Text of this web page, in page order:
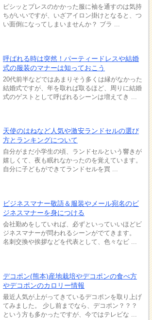
ピシッとプレスのかかった服に袖を通すのは気持
ちがいいですが、いざアイロン掛けとなると、つ
い面倒になってしまいませんか？ ブラ ...
呼ばれる時は突然！パーティードレスや結婚
式の服装のマナーは知っておこう
20代前半などではあまりそう多くは縁がなかった
結婚式ですが、年を取れば取るほど、周りに結婚
式のゲストとして呼ばれるシーンは増えてき ...
天使のはねなど人気や激安ランドセルの選び
方とランキングについて
自分がまだ小学生の頃、ランドセルという響きが
嬉しくて、夜も眠れなかったのを覚えています。
自分に子どもができてランドセルを買 ...
ビジネスマナー敬語＆服装やメール宛名のビ
ジネスマナーを身につける
会社勤めをしていれば、必ずといっていいほどビ
ジネスマナーが問われるシーンがでてきます。
名刺交換や挨拶などを代表として、色々なビ ...
デコポン(熊本)産地栽培やデコポンの食べ方
やデコポンのカロリー情報
最近人気が上がってきているデコポンを取り上げ
てみました。 少し前までなら、デコポン？？？
という方も多かったですが、今ではテレビな ...